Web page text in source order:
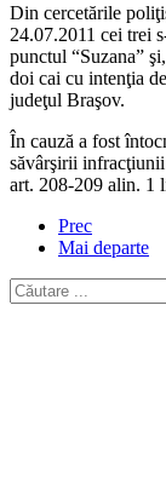
Din cercetările
24.07.2011 cei trei
punctul “Suzana”
doi cai cu intenţia
judeţul Braşov.
În cauză a fost
săvârşirii
art. 208-209 alin. 1
Prec
Mai departe